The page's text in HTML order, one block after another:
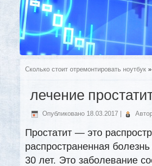
Сколько стоит отремонтировать ноутбук »
лечение
Опубликовано 18.03.2017
Простатит — это
распространенная
30 лет. Это заболевание